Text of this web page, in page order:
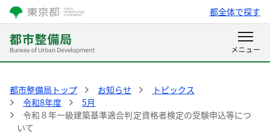
都全体で探す
都市整備局トップ お知らせ
トピックス
令和8年度
5月
令和８年一級建築基準適合判定資格者検定の受験申込等につ
いて